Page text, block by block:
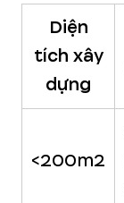
Diện
tích xây
dựng
<200m2